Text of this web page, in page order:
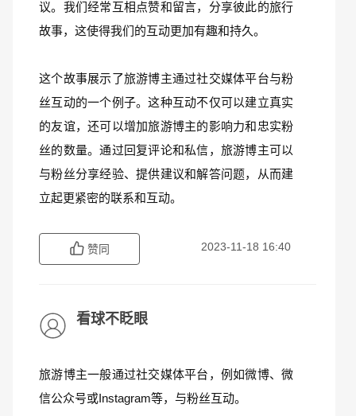
议。我们经常互相点赞和留言，分享彼此的旅行
故事，这使得我们的互动更加有趣和持久。
这个故事展示了旅游博主通过社交媒体平台与粉
丝互动的一个例子。这种互动不仅可以建立真实
的友谊，还可以增加旅游博主的影响力和忠实粉
丝的数量。通过回复评论和私信，旅游博主可以
与粉丝分享经验、提供建议和解答问题，从而建
立起更紧密的联系和互动。
赞同 2023-11-18 16:40
看球不眨眼
旅游博主一般通过社交媒体平台，例如微博、微
信公众号或Instagram等，与粉丝互动。